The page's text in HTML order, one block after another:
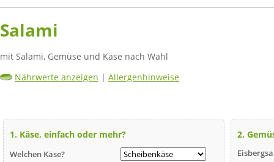
Salami
mit Salami, Gemüse und Käse nach Wahl
Nährwerte anzeigen | Allergenhinweise
1. Käse, einfach oder mehr?
Welchen Käse?
2.